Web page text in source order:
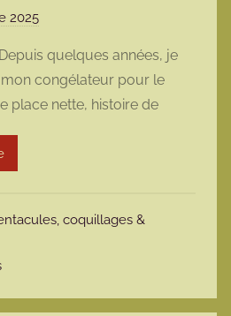
2025
r
m
a
t
quelques années, je
congélateur pour le
place nette, histoire de
coquillages &